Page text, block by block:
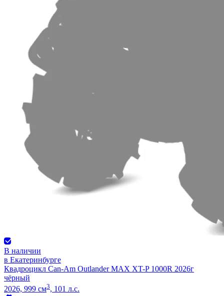
В наличии
в Екатеринбурге
Квадроцикл Can-Am Outlander MAX XT-P 1000R 2026г
чёрный
2026, 999 см3, 101 л.с.